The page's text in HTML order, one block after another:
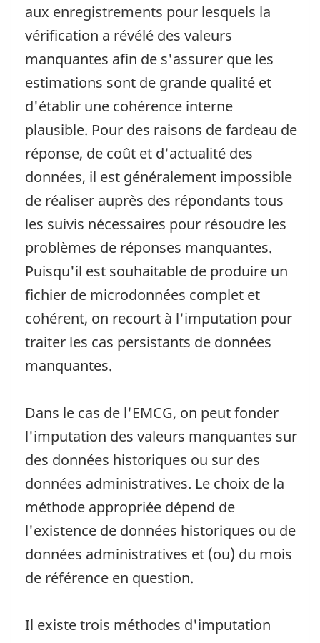
aux enregistrements pour lesquels la
vérification a révélé des valeurs
manquantes afin de s'assurer que les
estimations sont de grande qualité et
d'établir une cohérence interne
plausible. Pour des raisons de fardeau de
réponse, de coût et d'actualité des
données, il est généralement impossible
de réaliser auprès des répondants tous
les suivis nécessaires pour résoudre les
problèmes de réponses manquantes.
Puisqu'il est souhaitable de produire un
fichier de microdonnées complet et
cohérent, on recourt à l'imputation pour
traiter les cas persistants de données
manquantes.
Dans le cas de l'EMCG, on peut fonder
l'imputation des valeurs manquantes sur
des données historiques ou sur des
données administratives. Le choix de la
méthode appropriée dépend de
l'existence de données historiques ou de
données administratives et (ou) du mois
de référence en question.
Il existe trois méthodes d'imputation